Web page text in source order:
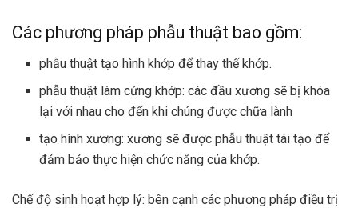
Các phương pháp phẫu thuật bao gồm:
phẫu thuật tạo hình khớp để thay thế khớp.
phẫu thuật làm cứng khớp: các đầu xương sẽ bị khóa
lại với nhau cho đến khi chúng được chữa lành
tạo hình xương: xương sẽ được phẫu thuật tái tạo để
đảm bảo thực hiện chức năng của khớp.
Chế độ sinh hoạt hợp lý: bên cạnh các phương pháp điều trị